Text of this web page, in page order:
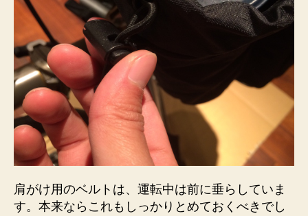
肩がけ用のベルトは、運転中は前に垂らしていま
す。本来ならこれもしっかりとめておくべきでし